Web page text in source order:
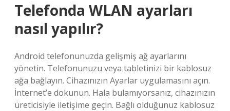
Telefonda WLAN ayarları
nasıl yapılır?
Android telefonunuzda gelişmiş ağ ayarlarını
yönetin. Telefonunuzu veya tabletinizi bir kablosuz
ağa bağlayın. Cihazınızın Ayarlar uygulamasını açın.
İnternet’e dokunun. Hala bulamıyorsanız, cihazınızın
üreticisiyle iletişime geçin. Bağlı olduğunuz kablosuz